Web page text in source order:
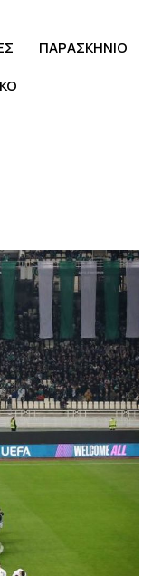
ΠΑΡΑΣΚΗΝΙΟ